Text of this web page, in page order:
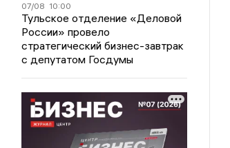
07/08 10:00
Тульское отделение «Деловой
России» провело
стратегический бизнес-завтрак
с депутатом Госдумы